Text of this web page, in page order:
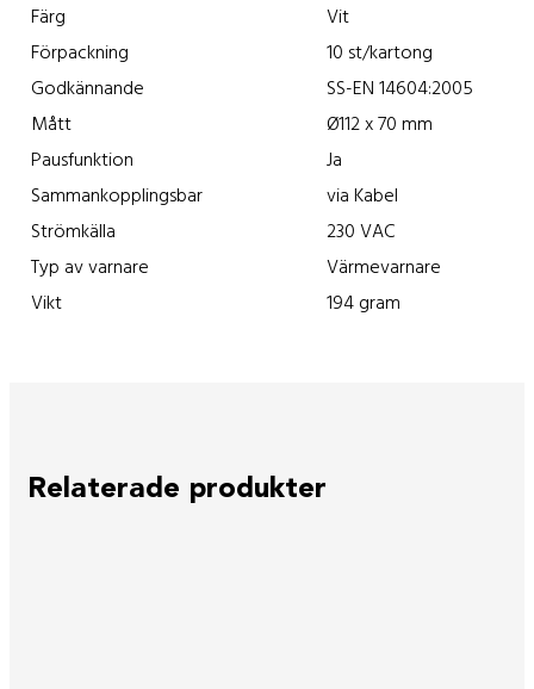
Färg
Vit
Förpackning
10 st/kartong
Godkännande
SS-EN 14604:2005
Mått
Ø112 x 70 mm
Pausfunktion
Ja
Sammankopplingsbar
via Kabel
Strömkälla
230 VAC
Typ av varnare
Värmevarnare
Vikt
194 gram
Relaterade produkter